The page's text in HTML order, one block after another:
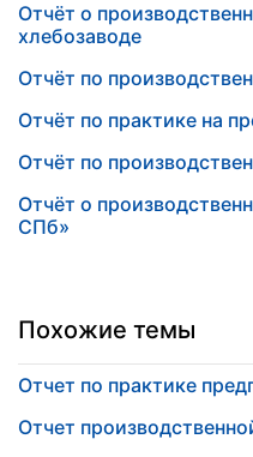
Отчёт о
хлебозаводе
Отчёт по
Отчёт по практике на
Отчёт по
Отчёт о
СПб»
Похожие темы
Отчет по практике
Отчет